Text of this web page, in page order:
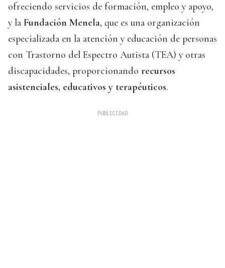
ofreciendo servicios de formación, empleo y apoyo,
y la Fundación Menela, que es una organización
especializada en la atención y educación de personas
con Trastorno del Espectro Autista (TEA) y otras
discapacidades, proporcionando recursos
asistenciales, educativos y terapéuticos.